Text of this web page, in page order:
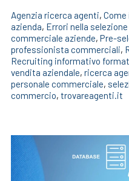
Agenzia ricerca agenti,
azienda, Errori nella
commerciale aziende, Pre-
professionista commerciali,
Recruiting informativo
vendita aziendale, ricerca
personale commerciale,
commercio, trovareagenti.it